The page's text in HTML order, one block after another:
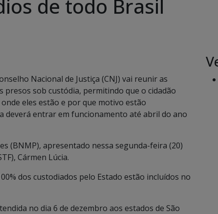
de todo Brasil
Nacional de Justiça (CNJ) vai reunir as
presos sob custódia, permitindo que o cidadão
eles estão e por que motivo estão
deverá entrar em funcionamento até abril do ano
(BNMP), apresentado nessa segunda-feira (20)
Cármen Lúcia.
dos custodiados pelo Estado estão incluídos no
no dia 6 de dezembro aos estados de São